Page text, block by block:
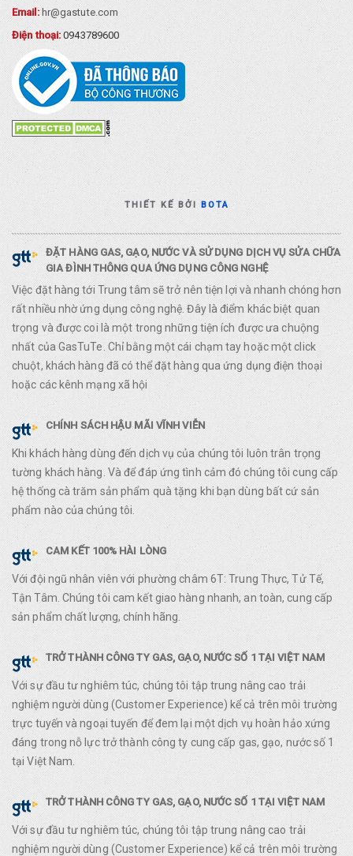
Email: hr@gastute.com
Điện thoại:0943789600
THIẾT KẾ BỞIBOTA
ĐẶT HÀNG GAS, GẠO, NƯỚC VÀ SỬ DỤNG DỊCH VỤ SỬA CHỮA
GIA ĐÌNH THÔNG QUA ỨNG DỤNG CÔNG NGHỆ
Việc đặt hàng tới Trung tâm sẽ trở nên tiện lợi và nhanh chóng hơn
rất nhiều nhờ ứng dụng công nghệ. Đây là điểm khác biệt quan
trọng và được coi là một trong những tiện ích được ưa chuộng
nhất của GasTuTe. Chỉ bằng một cái chạm tay hoặc một click
chuột, khách hàng đã có thể đặt hàng qua ứng dụng điện thoại
hoặc các kênh mạng xã hội
CHÍNH SÁCH HẬU MÃI VĨNH VIỄN
Khi khách hàng dùng đến dịch vụ của chúng tôi luôn trân trọng
tường khách hàng. Và để đáp ứng tình cảm đó chúng tôi cung cấp
hệ thống cà trăm sản phẩm quà tặng khi bạn dùng bất cứ sản
phẩm nào của chúng tôi.
CAM KẾT 100% HÀI LÒNG
Với đội ngũ nhân viên với phường châm 6T: Trung Thực, Tử Tế,
Tận Tâm. Chúng tôi cam kết giao hàng nhanh, an toàn, cung cấp
sản phẩm chất lượng, chính hãng.
TRỞ THÀNH CÔNG TY GAS, GẠO, NƯỚC SỐ 1 TẠI VIỆT NAM
Với sự đầu tư nghiêm túc, chúng tôi tập trung nâng cao trải
nghiệm người dùng (Customer Experience) kể cả trên môi trường
trực tuyến và ngoại tuyến để đem lại một dịch vụ hoàn hảo xứng
đáng trong nỗ lực trở thành công ty cung cấp gas, gạo, nước số 1
tại Việt Nam.
TRỞ THÀNH CÔNG TY GAS, GẠO, NƯỚC SỐ 1 TẠI VIỆT NAM
Với sự đầu tư nghiêm túc, chúng tôi tập trung nâng cao trải
nghiệm người dùng (Customer Experience) kể cả trên môi trường